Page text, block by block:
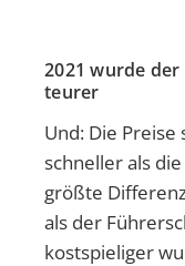
2021 wurde
teurer
Und: Die
schneller als
größte
als der
kostspieliger